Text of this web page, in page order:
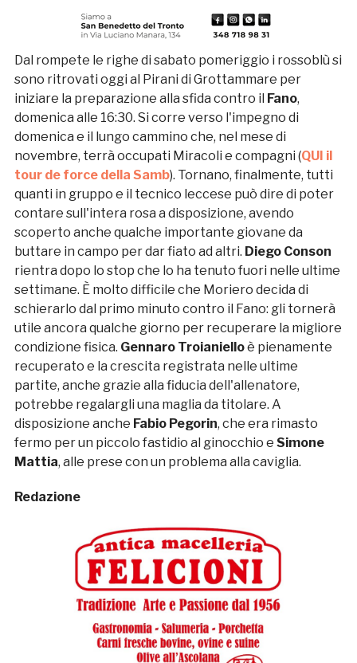
Dal rompete le righe di sabato pomeriggio i rossoblù si
sono ritrovati oggi al Pirani di Grottammare per
iniziare la preparazione alla sfida contro il Fano,
domenica alle 16:30. Si corre verso l'impegno di
domenica e il lungo cammino che, nel mese di
novembre, terrà occupati Miracoli e compagni (QUI il
tour de force della Samb). Tornano, finalmente, tutti
quanti in gruppo e il tecnico leccese può dire di poter
contare sull'intera rosa a disposizione, avendo
scoperto anche qualche importante giovane da
buttare in campo per dar fiato ad altri. Diego Conson
rientra dopo lo stop che lo ha tenuto fuori nelle ultime
settimane. È molto difficile che Moriero decida di
schierarlo dal primo minuto contro il Fano: gli tornerà
utile ancora qualche giorno per recuperare la migliore
condizione fisica. Gennaro Troianielloè pienamente
recuperato e la crescita registrata nelle ultime
partite, anche grazie alla fiducia dell'allenatore,
potrebbe regalargli una maglia da titolare. A
disposizione anche Fabio Pegorin, che era rimasto
fermo per un piccolo fastidio al ginocchio e Simone
Mattia, alle prese con un problema alla caviglia.
Redazione